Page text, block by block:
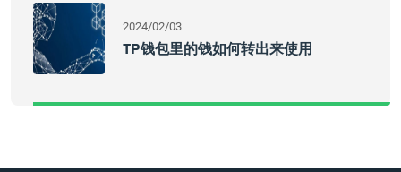
2024/02/03
TP钱包里的钱如何转出来使用